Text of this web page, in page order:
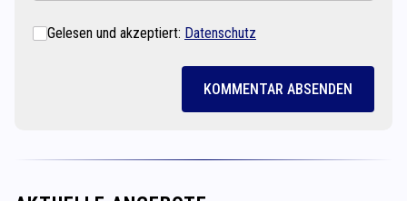
Gelesen und akzeptiert: Datenschutz
KOMMENTAR ABSENDEN